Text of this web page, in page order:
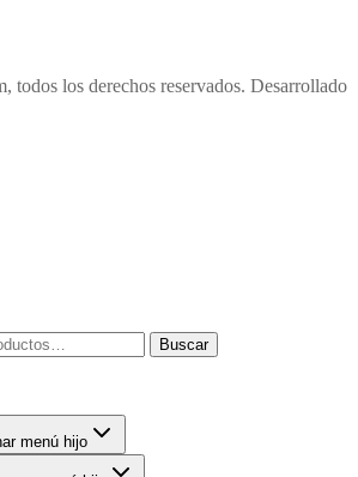
todos los derechos reservados. Desarrollado
Buscar
menú hijo